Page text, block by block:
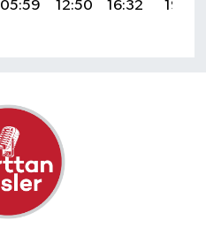
05:59 12:50 16:32 19:31